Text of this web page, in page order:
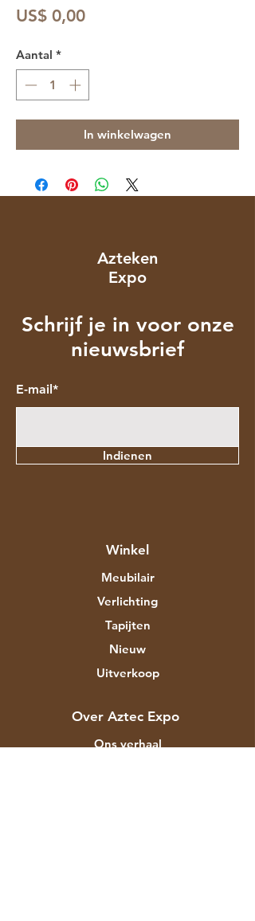
US$ 0,00Prijs
Aantal *
In winkelwagen
Azteken
Expo
Schrijf je in voor onze
nieuwsbrief
E-mail*
Indienen
Winkel
Meubilair
Verlichting
Tapijten
Nieuw
Uitverkoop
Over Aztec Expo
Ons verhaal